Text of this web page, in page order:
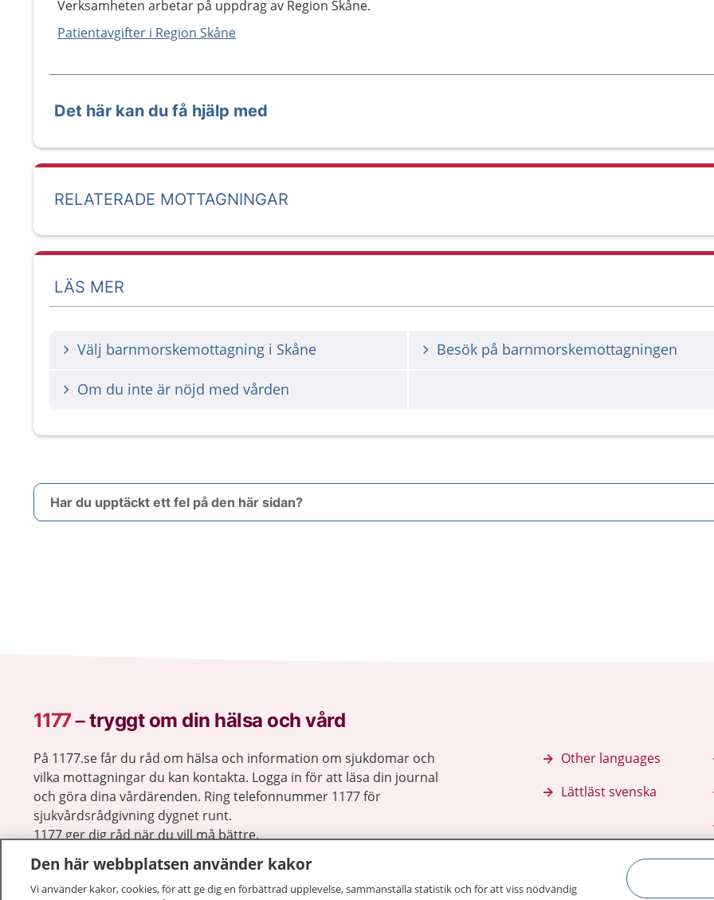
Verksamheten arbetar på uppdrag av Region Skåne.
Patientavgifter i Region Skåne
Det här kan du få hjälp med
RELATERADE MOTTAGNINGAR
LÄS MER
Välj barnmorskemottagning i Skåne Besök på barnmorskemottagningen
Om du inte är nöjd med vården
Har du upptäckt ett fel på den här sidan?
1177–tryggt om din hälsa och vård
På 1177.se får du råd om hälsa och information om sjukdomar och
vilka mottagningar du kan kontakta. Logga in för att läsa din journal
och göra dina vårdärenden. Ring telefonnummer 1177 för
sjukvårdsrådgivning dygnet runt.
1177 ger dig råd när du vill må bättre.
Other languages
Lättläst svenska
Den här webbplatsen använder kakor
Vi använder kakor, cookies, för att ge dig en förbättrad upplevelse, sammanställa statistik och för att viss nödvändig